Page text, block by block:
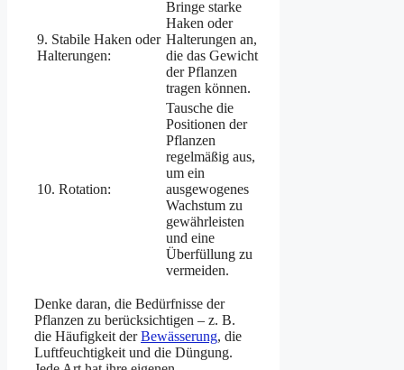
9. Stabile Haken oder
Halterungen:
Bringe starke
Haken oder
Halterungen an,
die das Gewicht
der Pflanzen
tragen können.
10. Rotation:
Tausche die
Positionen der
Pflanzen
regelmäßig aus,
um ein
ausgewogenes
Wachstum zu
gewährleisten
und eine
Überfüllung zu
vermeiden.
Denke daran, die Bedürfnisse der
Pflanzen zu berücksichtigen – z. B.
die Häufigkeit derBewässerung, die
Luftfeuchtigkeit und die Düngung.